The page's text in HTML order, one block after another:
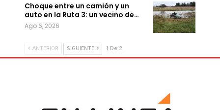
Choque entre un camión y un
auto en la Ruta 3: un vecino de…
Ago 6, 2026
ANTERIOR SIGUIENTE 1 De 2